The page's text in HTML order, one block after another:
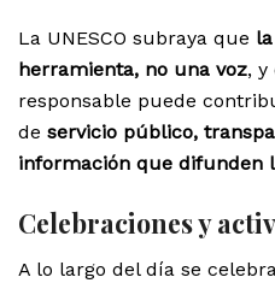
La UNESCO subraya que
herramienta, no una voz, y
responsable puede
de servicio público,
información que difunden
Celebraciones y
A lo largo del día se